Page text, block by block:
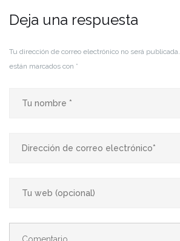
Deja una respuesta
Tu dirección de correo electrónico no será publicada.
están marcados con *